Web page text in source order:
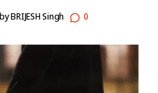
byBRIJESH Singh 0